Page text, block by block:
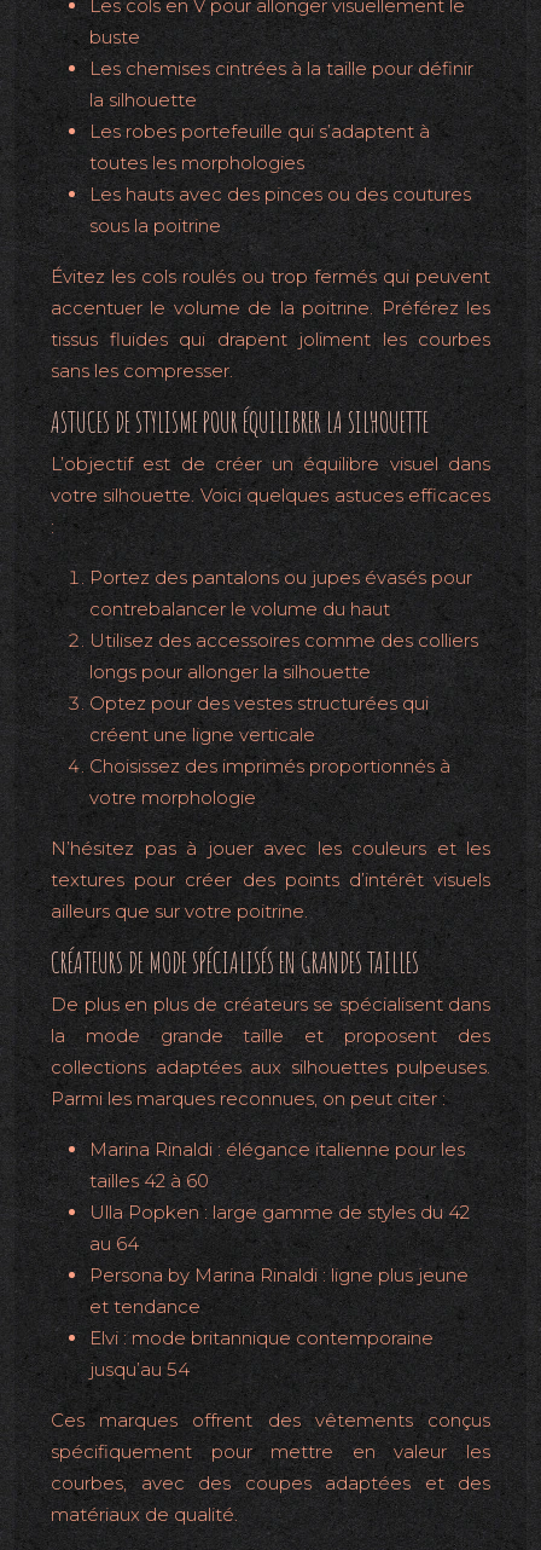
Les cols en V pour allonger visuellement le
buste
Les chemises cintrées à la taille pour définir
la silhouette
Les robes portefeuille qui s’adaptent à
toutes les morphologies
Les hauts avec des pinces ou des coutures
sous la poitrine
Évitez les cols roulés ou trop fermés qui peuvent
accentuer le volume de la poitrine. Préférez les
tissus fluides qui drapent joliment les courbes
sans les compresser.
ASTUCES DE STYLISME POUR ÉQUILIBRER LA SILHOUETTE
L’objectif est de créer un équilibre visuel dans
votre silhouette. Voici quelques astuces efficaces
:
Portez des pantalons ou jupes évasés pour
contrebalancer le volume du haut
Utilisez des accessoires comme des colliers
longs pour allonger la silhouette
Optez pour des vestes structurées qui
créent une ligne verticale
Choisissez des imprimés proportionnés à
votre morphologie
N’hésitez pas à jouer avec les couleurs et les
textures pour créer des points d’intérêt visuels
ailleurs que sur votre poitrine.
CRÉATEURS DE MODE SPÉCIALISÉS EN GRANDES TAILLES
De plus en plus de créateurs se spécialisent dans
la mode grande taille et proposent des
collections adaptées aux silhouettes pulpeuses.
Parmi les marques reconnues, on peut citer :
Marina Rinaldi : élégance italienne pour les
tailles 42 à 60
Ulla Popken : large gamme de styles du 42
au 64
Persona by Marina Rinaldi : ligne plus jeune
et tendance
Elvi : mode britannique contemporaine
jusqu’au 54
Ces marques offrent des vêtements conçus
spécifiquement pour mettre en valeur les
courbes, avec des coupes adaptées et des
matériaux de qualité.